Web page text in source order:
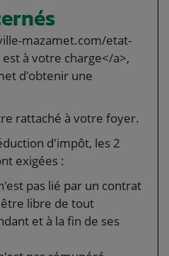
mazamet.com/etat-
à votre charge</a>,
d'obtenir une
rattaché à votre foyer.
d'impôt, les 2
exigées :
pas lié par un contrat
libre de tout
et à la fin de ses